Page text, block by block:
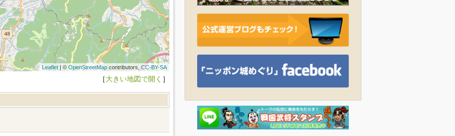
Leaflet| © OpenStreetMapcontributors,CC-BY-SA
［大きい地図で開く ］